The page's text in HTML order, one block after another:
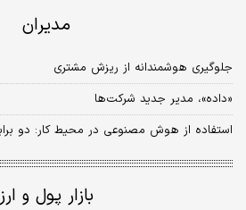
مدیران
جلوگیری هوشمندانه از ریزش مشتری
«داده»، مدیر جدید شرکت‌ها
استفاده از هوش مصنوعی در محیط کار: دو برابر ظرف ۲ سال
بازار پول و ارز